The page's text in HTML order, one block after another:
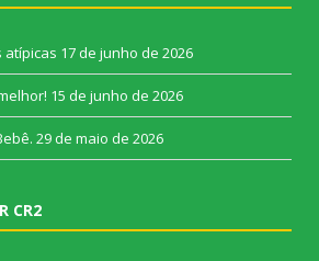
atípicas 17 de junho de 2026
15 de junho de 2026
29 de maio de 2026
CR2